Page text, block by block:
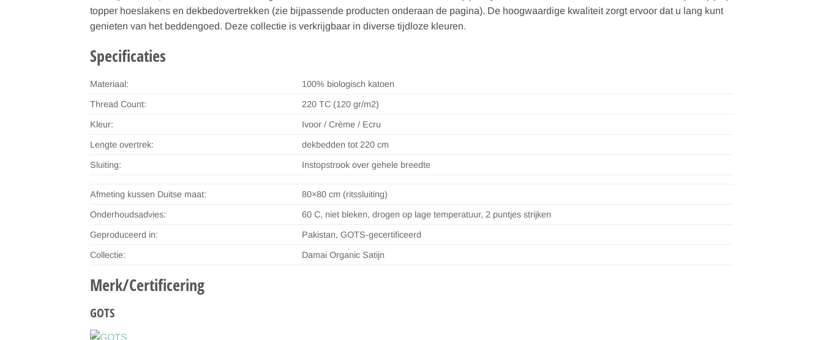
topper hoeslakens en dekbedovertrekken (zie bijpassende producten onderaan de pagina). De hoogwaardige kwaliteit zorgt ervoor dat u lang kunt
genieten van het beddengoed. Deze collectie is verkrijgbaar in diverse tijdloze kleuren.
Specificaties
Materiaal: 100% biologisch katoen
Thread Count: 220 TC (120 gr/m2)
Kleur: Ivoor / Crème / Ecru
Lengte overtrek: dekbedden tot 220 cm
Sluiting: Instopstrook over gehele breedte
Afmeting kussen Duitse maat: 80×80 cm (ritssluiting)
Onderhoudsadvies: 60 C, niet bleken, drogen op lage temperatuur, 2 puntjes strijken
Geproduceerd in: Pakistan, GOTS-gecertificeerd
Collectie: Damai Organic Satijn
Merk/Certificering
GOTS